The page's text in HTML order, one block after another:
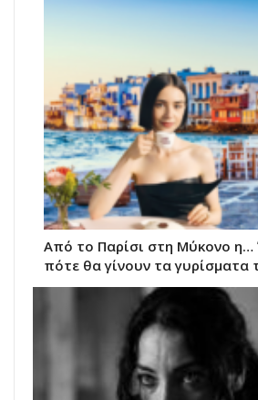
Από το Παρίσι στη Μύκονο η…
πότε θα γίνουν τα γυρίσματα